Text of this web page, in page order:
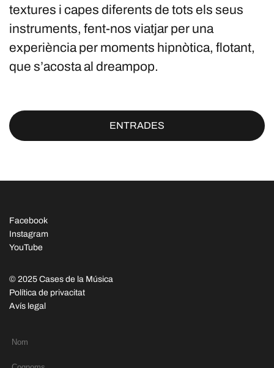
textures i capes diferents de tots els seus
instruments, fent-nos viatjar per una
experiència per moments hipnòtica, flotant,
que s’acosta al dreampop.
ENTRADES
Facebook
Instagram
YouTube
© 2025 Cases de la Música
Política de privacitat
Avís legal